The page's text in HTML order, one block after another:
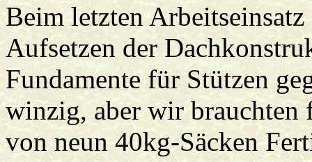
Beim letzten
Aufsetzen der
Fundamente für Stützen
winzig, aber wir brauchten
von neun 40kg-Säcken